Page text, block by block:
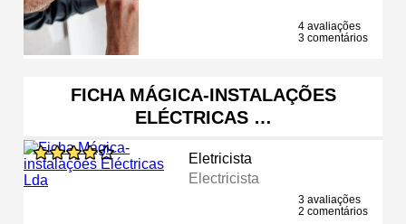
4 avaliações
3 comentários
FICHA MÁGICA-INSTALAÇÕES
ELÉCTRICAS …
Eletricista
Electricista
3 avaliações
2 comentários